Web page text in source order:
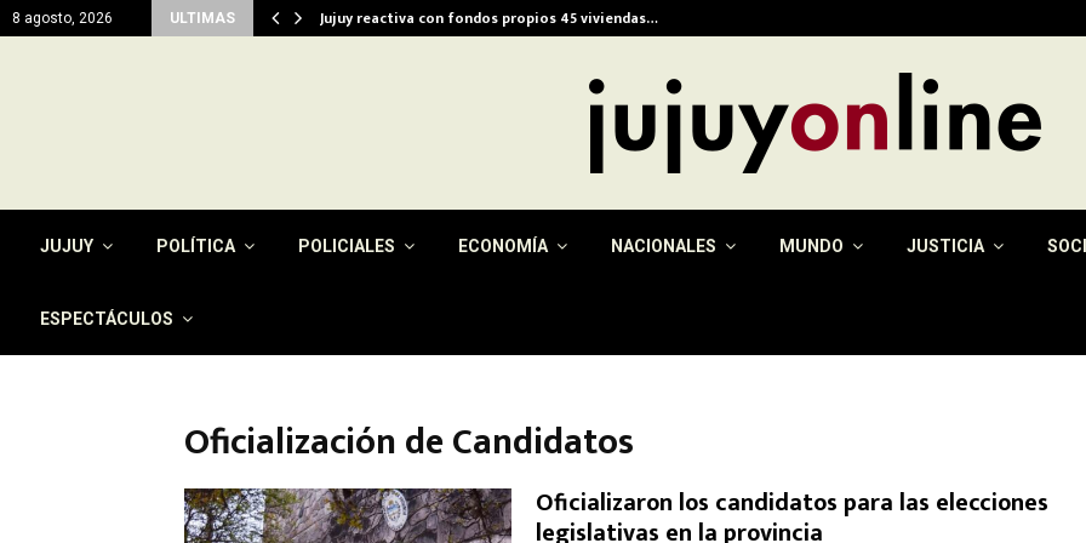
8 agosto, 2026 ULTIMAS Jujuy reactiva con fondos propios 45 viviendas…
JUJUY POLÍTICA POLICIALES ECONOMÍA NACIONALES MUNDO JUSTICIA
ESPECTÁCULOS
Oficialización de Candidatos
Oficializaron los candidatos para las elecciones
legislativas en la provincia